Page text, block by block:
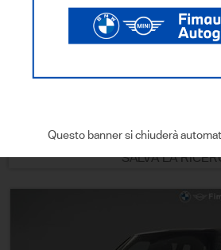
Questo banner si chiuderà
CARROZZERIA
Ricerca testuale
SALVA LA